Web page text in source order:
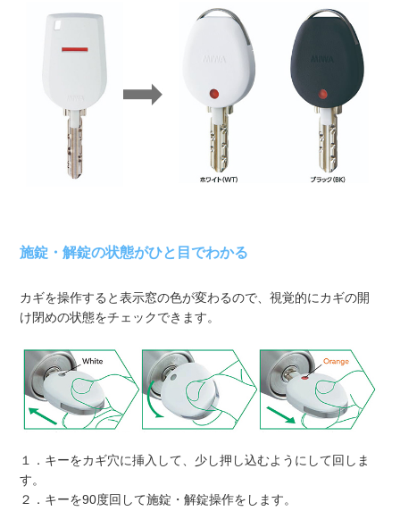
施錠・解錠の状態がひと目でわかる
カギを操作すると表示窓の色が変わるので、視覚的にカギの開
け閉めの状態をチェックできます。
１．キーをカギ穴に挿入して、少し押し込むようにして回しま
す。
２．キーを90度回して施錠・解錠操作をします。